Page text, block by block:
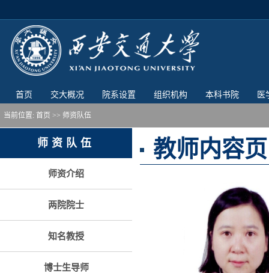
首页 交大概况 院系设置 组织机构 本科书院 医
当前位置: 首页 >> 师资队伍
师资队伍
师资介绍
两院院士
知名教授
博士生导师
教师内容页